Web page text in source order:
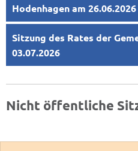
Hodenhagen am 26.06.2026
Sitzung des Rates der
03.07.2026
Nicht öffentliche